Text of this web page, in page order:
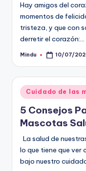
Hay amigos del
momentos de
tristeza, y que con
derretir el corazón:…
Publicado
Mindu 10/07/
Publicado
en
Cuidado de las
5 Consejos
Mascotas
La salud de
lo que tiene que ver
bajo nuestro